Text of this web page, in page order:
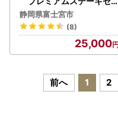
ト
静岡県富士宮市
(8)
25,000
前へ 1 2